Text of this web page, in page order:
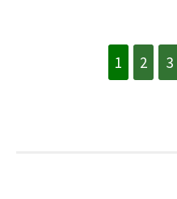
1 2 3